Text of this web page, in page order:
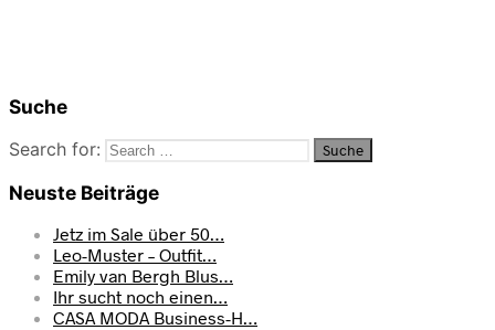
Suche
Search for:
Neuste Beiträge
Jetz im Sale über 50…
Leo-Muster – Outfit…
Emily van Bergh Blus…
Ihr sucht noch einen…
CASA MODA Business-H…